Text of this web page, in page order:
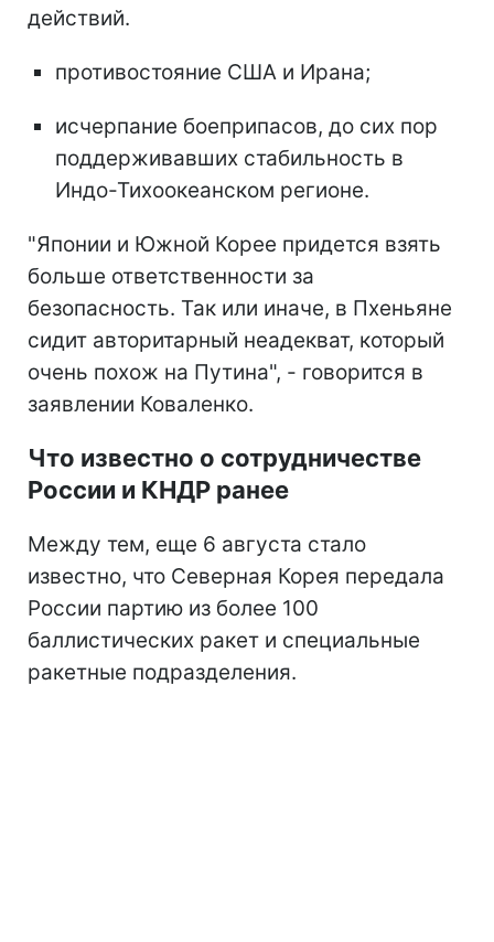
действий.
противостояние США и Ирана;
исчерпание боеприпасов, до сих пор
поддерживавших стабильность в
Индо-Тихоокеанском регионе.
"Японии и Южной Корее придется взять
больше ответственности за
безопасность. Так или иначе, в Пхеньяне
сидит авторитарный неадекват, который
очень похож на Путина", - говорится в
заявлении Коваленко.
Что известно о сотрудничестве
России и КНДР ранее
Между тем, еще 6 августа стало
известно, что Северная Корея передала
России партию из более 100
баллистических ракет и специальные
ракетные подразделения.